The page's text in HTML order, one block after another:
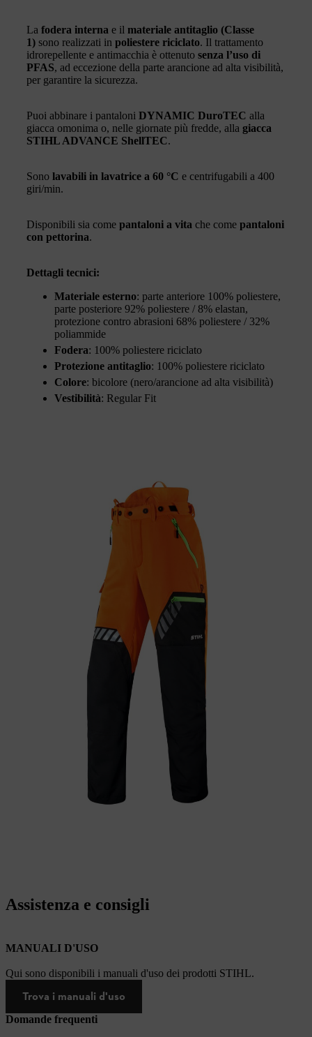
La fodera interna e il materiale antitaglio (Classe
1) sono realizzati in poliestere riciclato. Il trattamento
idrorepellente e antimacchia è ottenuto senza l’uso di
PFAS, ad eccezione della parte arancione ad alta visibilità,
per garantire la sicurezza.
Puoi abbinare i pantaloni DYNAMIC DuroTEC alla
giacca omonima o, nelle giornate più fredde, alla giacca
STIHL ADVANCE ShellTEC.
Sono lavabili in lavatrice a 60 °C e centrifugabili a 400
giri/min.
Disponibili sia come pantaloni a vita che come pantaloni
con pettorina.
Dettagli tecnici:
Materiale esterno: parte anteriore 100% poliestere,
parte posteriore 92% poliestere / 8% elastan,
protezione contro abrasioni 68% poliestere / 32%
poliammide
Fodera: 100% poliestere riciclato
Protezione antitaglio: 100% poliestere riciclato
Colore: bicolore (nero/arancione ad alta visibilità)
Vestibilità: Regular Fit
Assistenza e consigli
MANUALI D'USO
Qui sono disponibili i manuali d'uso dei prodotti STIHL.
Trova i manuali d'uso
Domande frequenti